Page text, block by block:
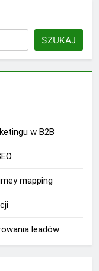
SZUKAJ
w B2B
mapping
leadów